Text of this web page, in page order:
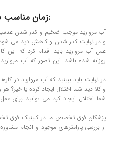
زمان مناسب برای جراحی آب مروارید:
آب مروارید موجب ضخیم و کدر شدن عدسی
عمل آب مرواريد باید اقدام کرد که
روزانه شده باشد. اين تصور که آب
در نهایت باید ببینید که آب مروارید در
و کلا دید شما اختلال ایجاد کرده یا خیر؟
شما اختلال ایجاد کرد می توانید برای
پزشکان فوق تخصص ما در کلینیک
از بررسی پارامترهای موجود و انجام